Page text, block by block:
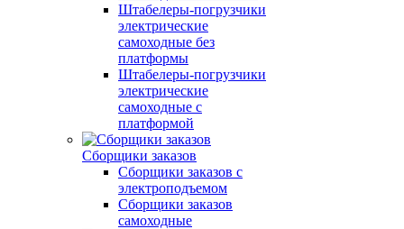
Штабелеры-погрузчики
электрические
самоходные без
платформы
Штабелеры-погрузчики
электрические
самоходные с
платформой
Сборщики заказов
Сборщики заказов с
электроподъемом
Сборщики заказов
самоходные